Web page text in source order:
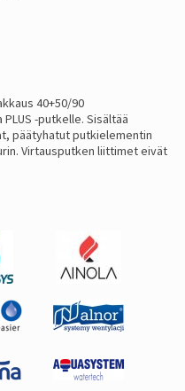
40+50/90
-putkelle. Sisältää
päätyhatut putkielementin
Virtausputken liittimet eivät